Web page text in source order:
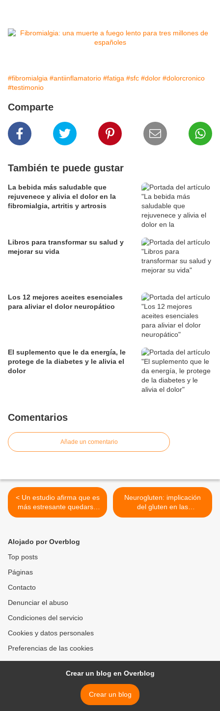
#fibromialgia #antiinflamatorio #fatiga #sfc #dolor #dolorcronico
#testimonio
Comparte
También te puede gustar
La bebida más saludable que
rejuvenece y alivia el dolor en la
fibromialgia, artritis y artrosis
Libros para transformar su salud y
mejorar su vida
Los 12 mejores aceites esenciales
para aliviar el dolor neuropático
El suplemento que le da energía, le
protege de la diabetes y le alivia el
dolor
Comentarios
Añade un comentario
< Un estudio afirma que es
más estresante quedarse
en casa con los niños que ir
Neurogluten: implicación
del gluten en las
enfermedades neurológicas
Alojado por Overblog
Top posts
Páginas
Contacto
Denunciar el abuso
Condiciones del servicio
Cookies y datos personales
Preferencias de las cookies
Crear un blog en Overblog
Crear un blog